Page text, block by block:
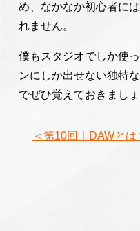
め、なかなか初心者に
れません。
僕もスタジオでしか使
ンにしか出せない独特
でぜひ覚えておきましょ
＜第10回｜DAWとは